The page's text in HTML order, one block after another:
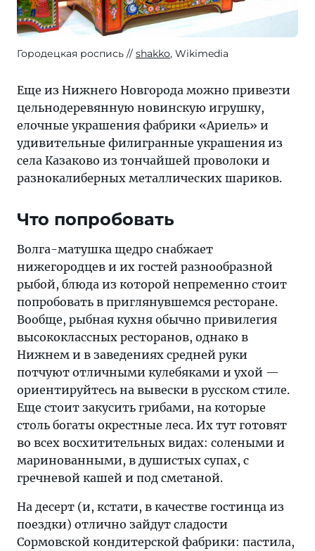
Городецкая роспись shakko, Wikimedia
Еще из Нижнего Новгорода можно привезти
цельнодеревянную новинскую игрушку,
елочные украшения фабрики «Ариель» и
удивительные филигранные украшения из
села Казаково из тончайшей проволоки и
разнокалиберных металлических шариков.
Что попробовать
Волга-матушка щедро снабжает
нижегородцев и их гостей разнообразной
рыбой, блюда из которой непременно стоит
попробовать в приглянувшемся ресторане.
Вообще, рыбная кухня обычно привилегия
высококлассных ресторанов, однако в
Нижнем и в заведениях средней руки
потчуют отличными кулебяками и ухой —
ориентируйтесь на вывески в русском стиле.
Еще стоит закусить грибами, на которые
столь богаты окрестные леса. Их тут готовят
во всех восхитительных видах: солеными и
маринованными, в душистых супах, с
гречневой кашей и под сметаной.
На десерт (и, кстати, в качестве гостинца из
поездки) отлично зайдут сладости
Сормовской кондитерской фабрики: пастила,